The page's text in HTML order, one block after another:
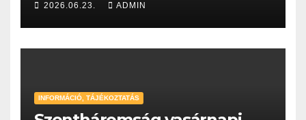
2026.06.23. ADMIN
INFORMÁCIÓ, TÁJÉKOZTATÁS